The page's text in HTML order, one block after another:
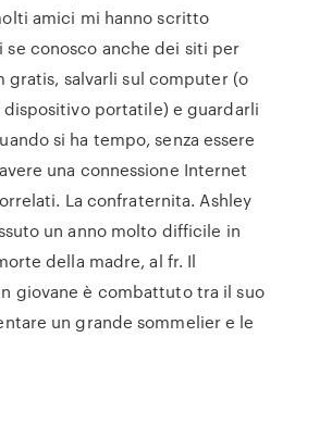
amici mi hanno scritto
conosco anche dei siti per
gratis, salvarli sul computer (o
dispositivo portatile) e guardarli
si ha tempo, senza essere
una connessione Internet
La confraternita. Ashley
un anno molto difficile in
della madre, al fr. Il
giovane è combattuto tra il suo
un grande sommelier e le